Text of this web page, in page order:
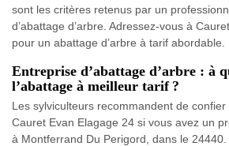
sont les critères retenus par un
d’abattage d’arbre. Adressez-vous à
pour un abattage d’arbre à tarif abordable.
Entreprise d’abattage d’arbre : à
l’abattage à meilleur tarif ?
Les sylviculteurs recommandent de confier
Cauret Evan Elagage 24 si vous avez un
à Montferrand Du Perigord, dans le